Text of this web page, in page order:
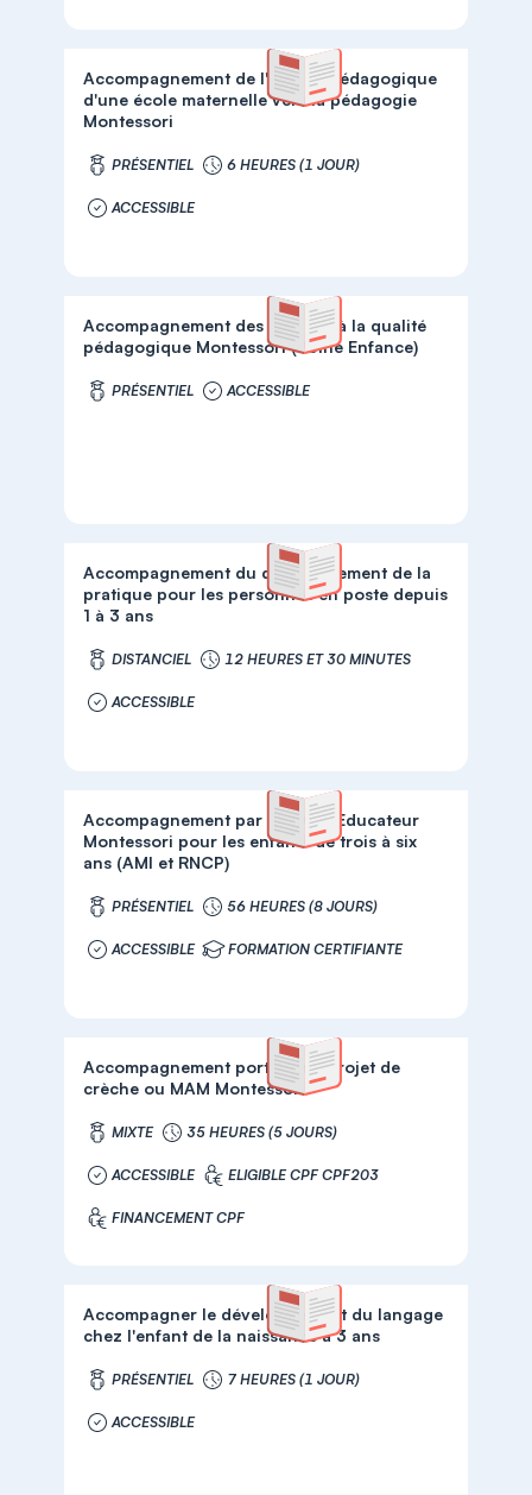
Accompagnement de l'équipe pédagogique
d'une école maternelle vers la pédagogie
Montessori
PRÉSENTIEL 6 HEURES (1 JOUR)
ACCESSIBLE
Accompagnement des équipes à la qualité
pédagogique Montessori (Petite Enfance)
PRÉSENTIEL ACCESSIBLE
Accompagnement du développement de la
pratique pour les personnes en poste depuis
1 à 3 ans
DISTANCIEL 12 HEURES ET 30 MINUTES
ACCESSIBLE
Accompagnement par la VAE - Educateur
Montessori pour les enfants de trois à six
ans (AMI et RNCP)
PRÉSENTIEL 56 HEURES (8 JOURS)
ACCESSIBLE FORMATION CERTIFIANTE
Accompagnement porteur de projet de
crèche ou MAM Montessori
MIXTE 35 HEURES (5 JOURS)
ACCESSIBLE ELIGIBLE CPF CPF203
FINANCEMENT CPF
Accompagner le développement du langage
chez l'enfant de la naissance à 3 ans
PRÉSENTIEL 7 HEURES (1 JOUR)
ACCESSIBLE